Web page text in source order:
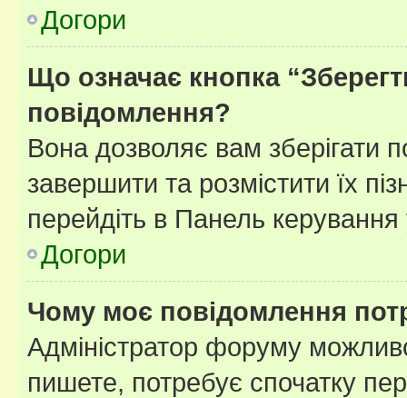
Догори
Що означає кнопка
повідомлення?
Вона дозволяє вам зберігати
завершити та розмістити їх
перейдіть в Панель керування
Догори
Чому моє повідомлення
Адміністратор форуму
пишете, потребує спочатку